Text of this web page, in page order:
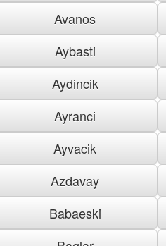
Avanos
Aybasti
Aydincik
Ayranci
Ayvacik
Azdavay
Babaeski